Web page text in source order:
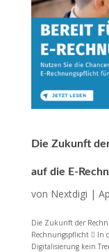
Die Zukunft
auf die E-
von Nextdigi |
Die Zukunft der
Rechnungspflicht  In
Digitalisierung kein